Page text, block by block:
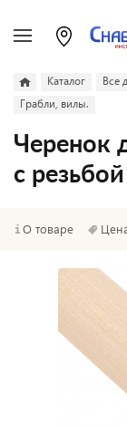
Каталог Все
Грабли, вилы.
Черенок
с
О товаре